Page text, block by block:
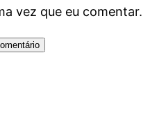
vez que eu comentar.